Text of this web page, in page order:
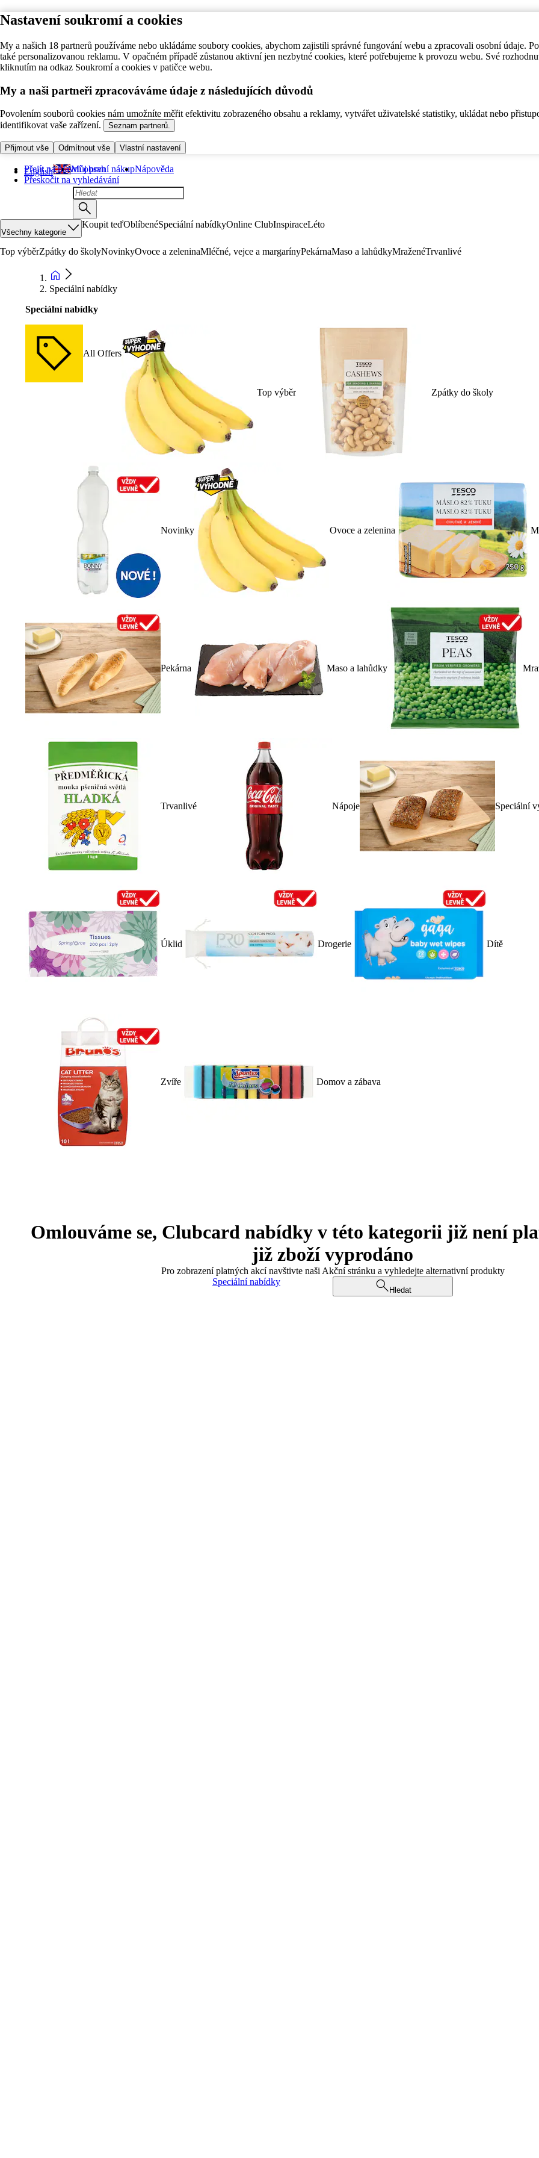
Nastavení soukromí a cookies
My a našich 18 partnerů používáme nebo ukládáme soubory cookies, abychom zajistili správné fungování webu a zpracovali osobní údaje.
také personalizovanou reklamu. V opačném případě zůstanou aktivní jen nezbytné cookies, které potřebujeme k provozu webu. Své
kliknutím na odkaz Soukromí a cookies v patičce webu.
My a naši partneři zpracováváme údaje z následujících důvodů
Povolením souborů cookies nám umožníte měřit efektivitu zobrazeného obsahu a reklamy, vytvářet uživatelské statistiky, ukládat nebo
identifikovat vaše zařízení.
Seznam partnerů.
Přijmout vše Odmítnout vše Vlastní nastavení
Přejít na hlavní obsah
Přeskočit na vyhledávání
English Můj první nákupNápověda
Všechny kategorie
Koupit teďOblíbenéSpeciální nabídkyOnline ClubInspiraceLéto
Top výběrZpátky do školyNovinkyOvoce a zeleninaMléčné, vejce a margarínyPekárnaMaso a lahůdkyMraženéTrvanlivé
Speciální nabídky
Speciální nabídky
All Offers
Top výběr Zpátky do školy
Novinky Ovoce a zelenina
Pekárna Maso a lahůdky
Trvanlivé Nápoje Speciální
Úklid Drogerie Dítě
Zvíře Domov a zábava
Omlouváme se, Clubcard nabídky v této kategorii již není
již zboží vyprodáno
Pro zobrazení platných akcí navštivte naši Akční stránku a vyhledejte alternativní produkty
Speciální nabídky
Hledat